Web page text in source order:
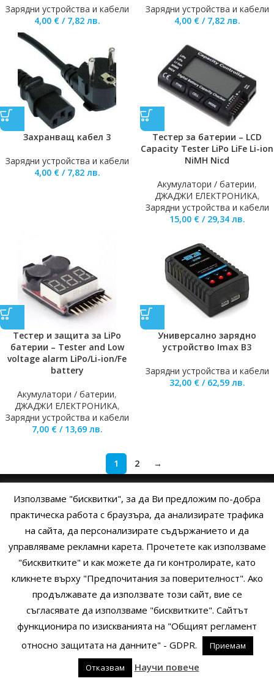
Зарядни устройства и кабели
4,00 € / 7,82 лв.
Зарядни устройства и кабели
4,00 € / 7,82 лв.
Захранващ кабел 3
Зарядни устройства и кабели
4,00 € / 7,82 лв.
Тестер за батерии – LCD
Capacity Tester LiPo LiFe Li-ion
NiMH Nicd
Акумулатори / батерии,
ДЖАДЖИ ЕЛЕКТРОНИКА,
Зарядни устройства и кабели
15,00 € / 29,34 лв.
Тестер и защита за LiPo
батерии – Tester and Low
voltage alarm LiPo/Li-ion/Fe
battery
Акумулатори / батерии,
ДЖАДЖИ ЕЛЕКТРОНИКА,
Зарядни устройства и кабели
7,00 € / 13,69 лв.
Универсално зарядно
устройство Imax B3
Зарядни устройства и кабели
32,00 € / 62,59 лв.
1 2 →
ОБЩИ УСЛОВИЯ УСЛОВИЯ И ПРАВИЛА
ПОЛИТИКА НА БИСКВИТКИТЕПОЛИТИКА ЗА ПОВЕРИТЕЛНОСТ
Copyright © 2014 - 2024 Zigifly.com — Developed by We Work With
You
Използваме "бисквитки", за да Ви предложим по-добра
практическа работа с браузъра, да анализирате трафика
на сайта, да персонализирате съдържанието и да
управляваме рекламни карета. Прочетете как използваме
"бисквитките" и как можете да ги контролирате, като
кликнете върху "Предпочитания за поверителност". Ако
продължавате да използвате този сайт, вие се
съгласявате да използваме "бисквитките". Сайтът
функционира по изискванията на "Общият регламент
относно защитата на данните" - GDPR.
Приемам
Отказвам
Научи повече